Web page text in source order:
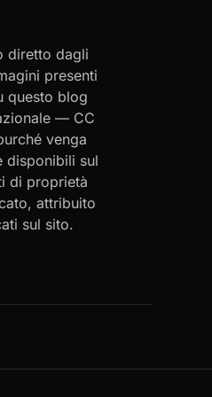
diretto dagli
presenti
questo blog
— CC
venga
disponibili sul
di proprietà
attribuito
sul sito.